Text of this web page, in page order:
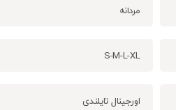
مردانه
S-M-L-XL
اورجینال تایلندی